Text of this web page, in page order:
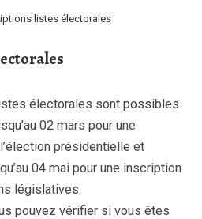
listes électorales
électorales sont possibles
02 mars pour une
présidentielle et
04 mai pour une inscription
législatives.
pouvez vérifier si vous êtes